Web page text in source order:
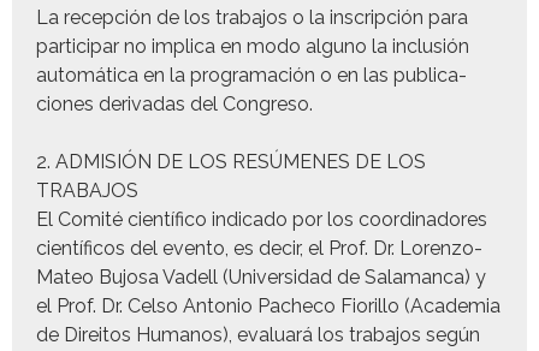
La recep­ción de los tra­ba­jos o la inscrip­ción para
par­tic­i­par no impli­ca en modo alguno la inclusión
automáti­ca en la pro­gra­mación o en las pub­li­ca­
ciones derivadas del Congreso.
2. ADMISIÓN DE LOS RESÚMENES DE LOS
TRABAJOS
El Comité cien­tí­fi­co indi­ca­do por los coor­di­nadores
cien­tí­fi­cos del even­to, es decir, el Prof. Dr. Loren­zo-
Mateo Bujosa Vadell (Uni­ver­si­dad de Sala­man­ca) y
el Prof. Dr. Cel­so Anto­nio Pacheco Fio­r­il­lo (Acad­e­mia
de Dire­itos Humanos), eval­u­ará los tra­ba­jos según